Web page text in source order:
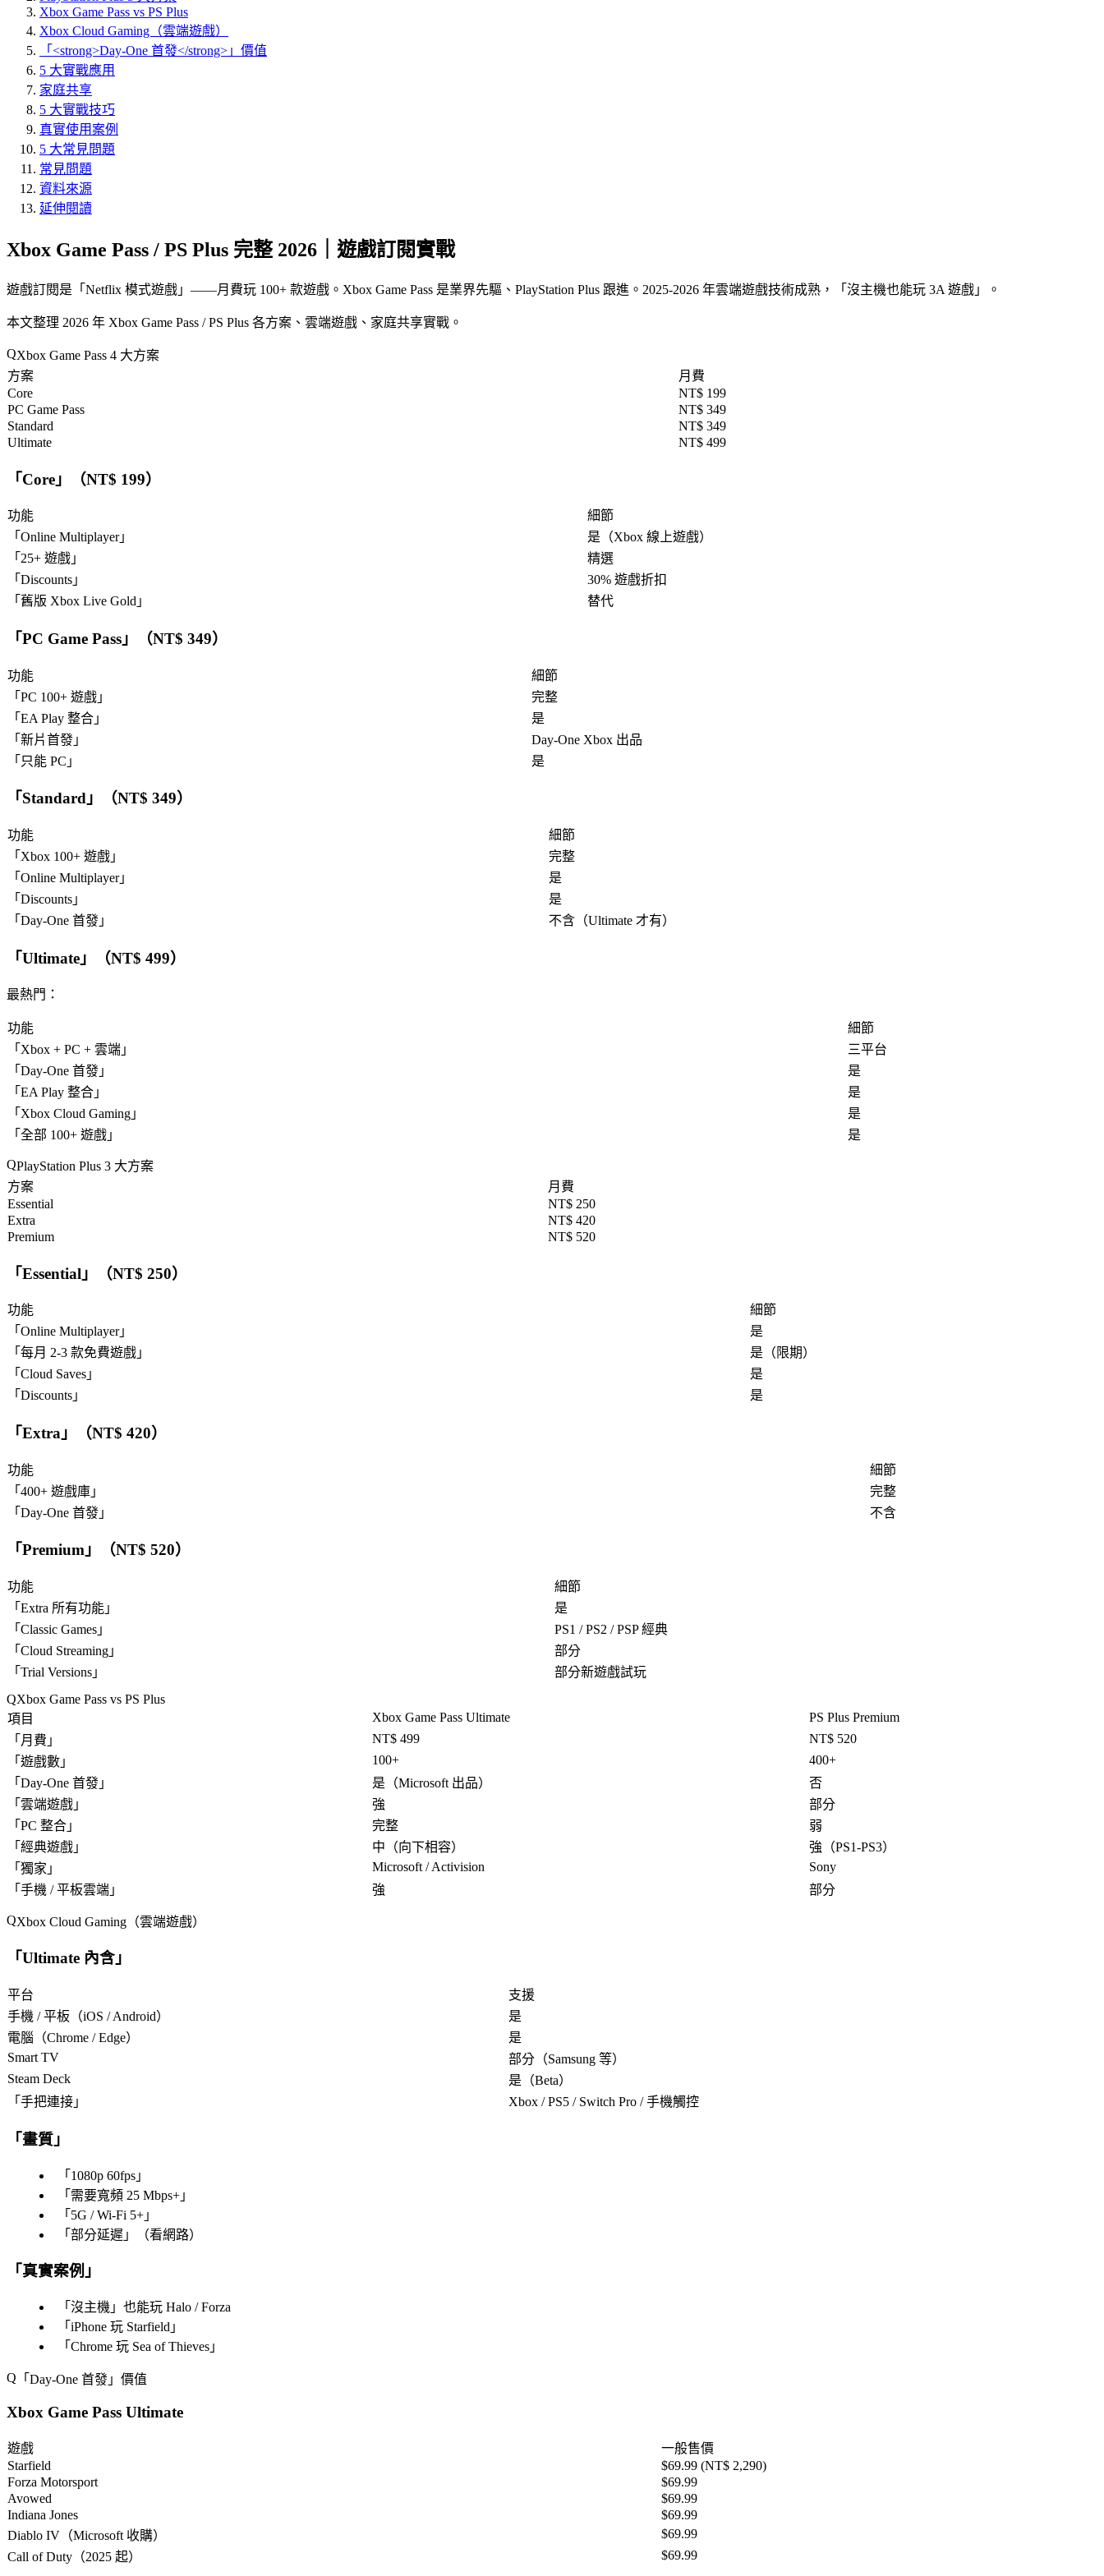
Xbox Game Pass vs PS Plus
Xbox Cloud Gaming（雲端遊戲）
「<strong>Day-One 首發</strong>」價值
5 大實戰應用
家庭共享
5 大實戰技巧
真實使用案例
5 大常見問題
常見問題
資料來源
延伸閱讀
Xbox Game Pass / PS Plus 完整 2026｜遊戲訂閱實戰
遊戲訂閱是「 Netflix 模式遊戲 」——月費玩 100+ 款遊戲。Xbox Game Pass 是業界先驅、PlayStation Plus 跟進。2025-2026 年雲端遊戲技術成熟，「 沒主機也能玩 3A 遊戲 」。
本文整理 2026 年 Xbox Game Pass / PS Plus 各方案、雲端遊戲、家庭共享實戰。
Xbox Game Pass 4 大方案
方案
月費
Core
NT$ 199
PC Game Pass
NT$ 349
Standard
NT$ 349
Ultimate
NT$ 499
「Core 」（NT$ 199）
功能
細節
「 Online Multiplayer」
是（Xbox 線上遊戲）
「 25+ 遊戲 」
精選
「 Discounts 」
30% 遊戲折扣
「 舊版 Xbox Live Gold 」 替代
「PC Game Pass 」（NT$ 349）
功能
細節
「 PC 100+ 遊戲 」
完整
「 EA Play 整合 」
是
「 新片首發 」
Day-One Xbox 出品
「 只能 PC 」 是
「 Standard 」（NT$ 349）
功能
細節
「 Xbox 100+ 遊戲 」
完整
「 Online Multiplayer」
是
「 Discounts 」
是
「 Day-One 首發 」 不含 （Ultimate 才有）
「Ultimate 」（NT$ 499）
最熱門 ：
功能
細節
「 Xbox + PC + 雲端 」
三平台
「 Day-One 首發 」
是
「 EA Play 整合 」
是
「 Xbox Cloud Gaming 」
是
「 全部 100+ 遊戲 」 是
PlayStation Plus 3 大方案
方案
月費
Essential
NT$ 250
Extra
NT$ 420
Premium
NT$ 520
「Essential 」（NT$ 250）
功能
細節
「 Online Multiplayer」
是
「 每月 2-3 款免費遊戲 」
是（限期）
「 Cloud Saves 」
是
「 Discounts 」 是
「Extra 」（NT$ 420）
功能
細節
「 400+ 遊戲庫 」
完整
「 Day-One 首發 」 不含
「Premium 」（NT$ 520）
功能
細節
「 Extra 所有功能 」
是
「 Classic Games 」
PS1 / PS2 / PSP 經典
「 Cloud Streaming 」
部分
「 Trial Versions 」
部分新遊戲試玩
Xbox Game Pass vs PS Plus
項目
Xbox Game Pass Ultimate
PS Plus Premium
「 月費 」 NT$ 499
NT$ 520
「 遊戲數 」 100+
400+
「 Day-One 首發 」 是 （Microsoft 出品）
否
「 雲端遊戲 」 強
部分
「 PC 整合 」 完整
弱
「 經典遊戲 」 中（向下相容） 強 （PS1-PS3）
「 獨家 」 Microsoft / Activision
Sony
「 手機 / 平板雲端 」 強 部分
Xbox Cloud Gaming（雲端遊戲）
「Ultimate 內含 」
平台
支援
手機 / 平板（iOS / Android）
是
電腦（Chrome / Edge）
是
Smart TV
部分（Samsung 等）
Steam Deck
是（Beta）
「 手把連接 」 Xbox / PS5 / Switch Pro / 手機觸控
「畫質 」
「 1080p 60fps 」
「 需要寬頻 25 Mbps+ 」
「 5G / Wi-Fi 5+ 」
「 部分延遲 」（看網路）
「 真實案例 」
「 沒主機 」也能玩 Halo / Forza
「 iPhone 玩 Starfield 」
「 Chrome 玩 Sea of Thieves 」
「 Day-One 首發 」價值
Xbox Game Pass Ultimate
遊戲
一般售價
Starfield
$69.99 (NT$ 2,290)
Forza Motorsport
$69.99
Avowed
$69.99
Indiana Jones
$69.99
Diablo IV（Microsoft 收購）
$69.99
Call of Duty（2025 起）
$69.99